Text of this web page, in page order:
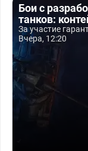
Бои с
танков:
За участие
Вчера, 12:20